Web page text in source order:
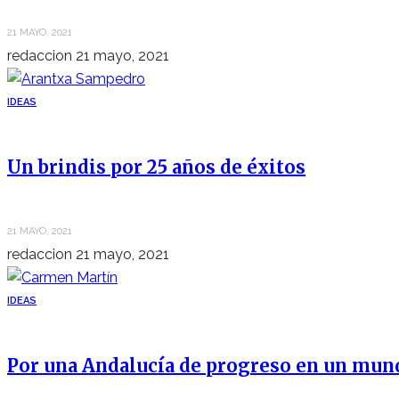
21 MAYO, 2021
redaccion 21 mayo, 2021
IDEAS
Un brindis por 25 años de éxitos
21 MAYO, 2021
redaccion 21 mayo, 2021
IDEAS
Por una Andalucía de progreso en un